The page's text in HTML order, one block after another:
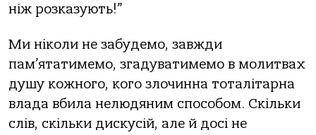
ніж розказують!”
Ми ніколи не забудемо, завжди
пам’ятатимемо, згадуватимемо в молитвах
душу кожного, кого злочинна тоталітарна
влада вбила нелюдяним способом. Скільки
слів, скільки дискусій, але й досі не